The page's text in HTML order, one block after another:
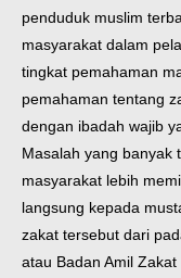
penduduk muslim
masyarakat dalam
tingkat pemahaman
pemahaman tentang
dengan ibadah wajib
Masalah yang banyak
masyarakat lebih
langsung kepada
zakat tersebut dari
atau Badan Amil